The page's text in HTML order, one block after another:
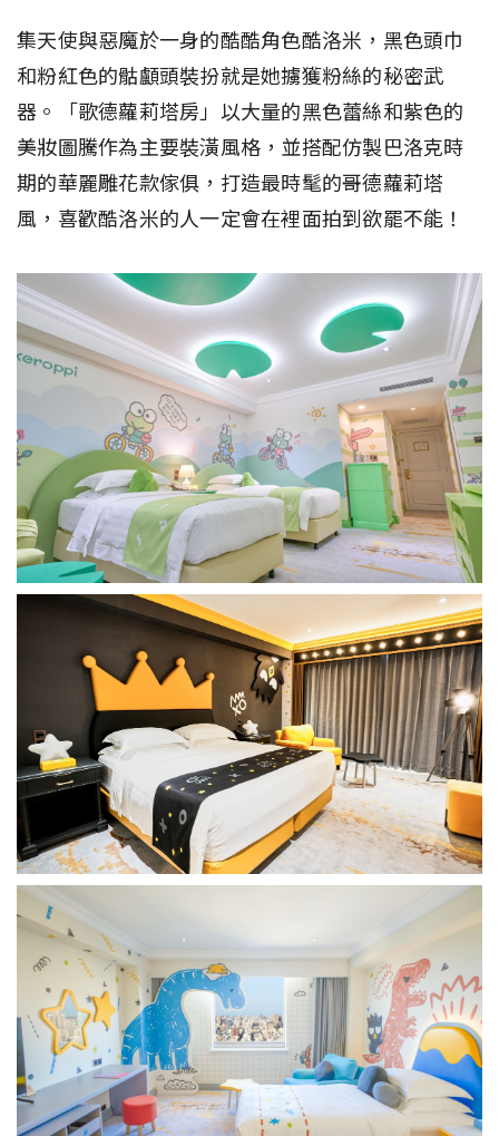
集天使與惡魔於一身的酷酷角色酷洛米，黑色頭巾
和粉紅色的骷顱頭裝扮就是她擄獲粉絲的秘密武
器。「歌德蘿莉塔房」以大量的黑色蕾絲和紫色的
美妝圖騰作為主要裝潢風格，並搭配仿製巴洛克時
期的華麗雕花款傢俱，打造最時髦的哥德蘿莉塔
風，喜歡酷洛米的人一定會在裡面拍到欲罷不能！